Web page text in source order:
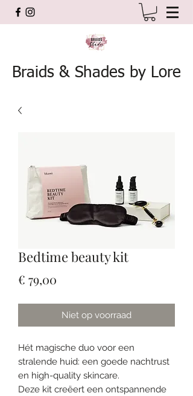
Braids & Shades by Lore
Bedtime beauty kit
€ 79,00
Niet op voorraad
Hét magische duo voor een
stralende huid: een goede nachtrust
en high-quality skincare.
Deze kit creëert een ontspannende